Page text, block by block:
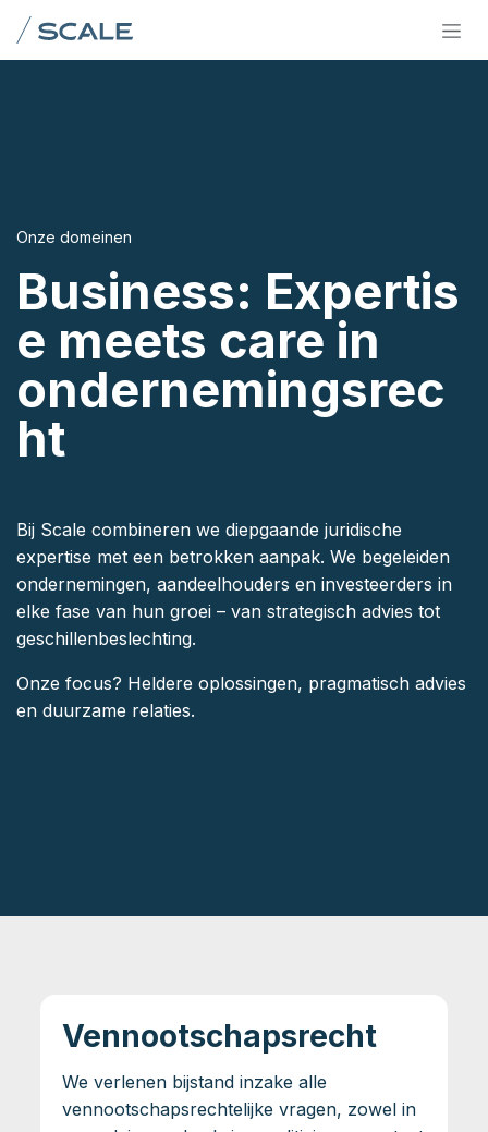
Overslaan naar inhoud
Onze domeinen
Business: Expertis
e meets care in
ondernemingsrec
ht
Bij Scale combineren we diepgaande juridische
expertise met een betrokken aanpak. We begeleiden
ondernemingen, aandeelhouders en investeerders in
elke fase van hun groei – van strategisch advies tot
geschillenbeslechting.
Onze focus? Heldere oplossingen, pragmatisch advies
en duurzame relaties.
Vennootschapsrecht
We verlenen bijstand inzake alle
vennootschapsrechtelijke vragen, zowel in